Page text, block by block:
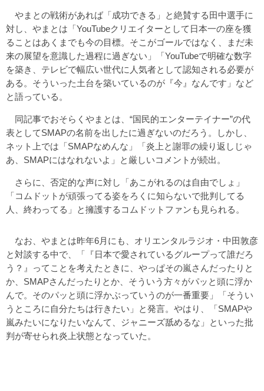
やまとの戦術があれば「成功できる」と絶賛する田中選手に
対し、やまとは「YouTubeクリエイターとして日本一の座を獲
ることはあくまでも今の目標。そこがゴールではなく、まだ未
来の展望を意識した過程に過ぎない」「YouTubeで明確な数字
を築き、テレビで幅広い世代に人気者として認知される必要が
ある。そういった土台を築いているのが『今』なんです」など
と語っている。
同記事でおそらくやまとは、“国民的エンターテイナー”の代
表としてSMAPの名前を出したに過ぎないのだろう。しかし、
ネット上では「SMAPなめんな」「炎上と謝罪の繰り返しじゃ
あ、SMAPにはなれないよ」と厳しいコメントが続出。
さらに、否定的な声に対し「あこがれるのは自由でしょ」
「コムドットが頑張ってる姿をろくに知らないで批判してる
人、終わってる」と擁護するコムドットファンも見られる。
なお、やまとは昨年6月にも、オリエンタルラジオ・中田敦彦
と対談する中で、「『日本で愛されているグループって誰だろ
う？』ってことを考えたときに、やっぱその嵐さんだったりと
か、SMAPさんだったりとか、そういう方々がパッと頭に浮か
んで。そのパッと頭に浮かぶっていうのが一番重要」「そうい
うところに自分たちは行きたい」と発言。やはり、「SMAPや
嵐みたいになりたいなんて、ジャニーズ舐めるな」といった批
判が寄せられ炎上状態となっていた。